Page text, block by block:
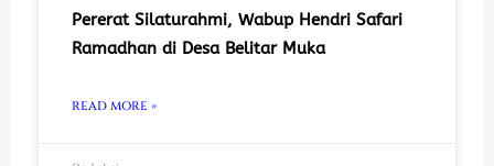
Pererat Silaturahmi, Wabup Hendri Safari
Ramadhan di Desa Belitar Muka
READ MORE »